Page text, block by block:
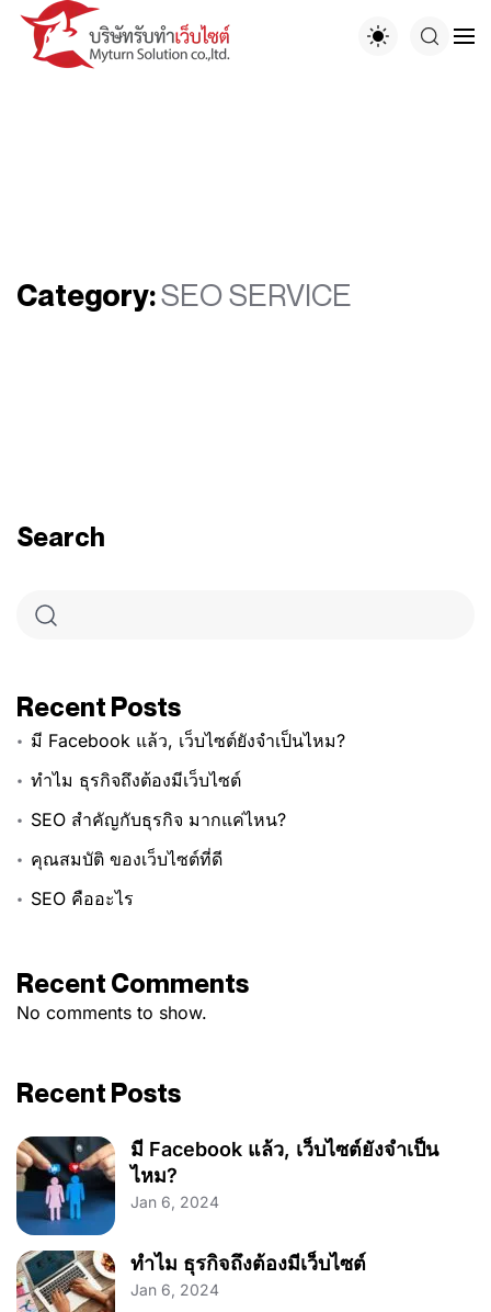
Category:SEO SERVICE
Search
Recent Posts
มี Facebook แล้ว, เว็บไซต์ยังจำเป็นไหม?
ทำไม ธุรกิจถึงต้องมีเว็บไซต์
SEO สำคัญกับธุรกิจ มากแค่ไหน?
คุณสมบัติ ของเว็บไซต์ที่ดี
SEO คืออะไร
Recent Comments
No comments to show.
Recent Posts
มี Facebook แล้ว, เว็บไซต์ยังจำเป็น
ไหม?
Jan 6, 2024
ทำไม ธุรกิจถึงต้องมีเว็บไซต์
Jan 6, 2024